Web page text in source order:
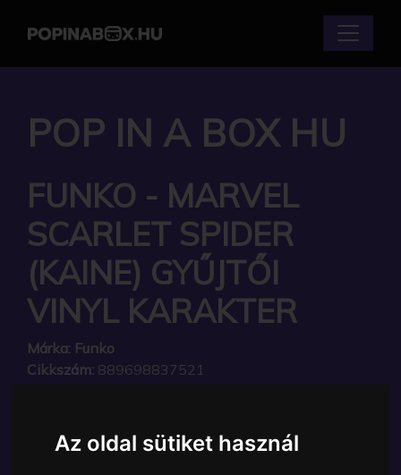
Az oldal sütiket használ
POP IN A BOX HU
FUNKO - MARVEL
SCARLET SPIDER
(KAINE) GYŰJTŐI
VINYL KARAKTER
Márka: Funko
Cikkszám: 889698837521
A Funko POP - Marvel egyik népszerű terméke a